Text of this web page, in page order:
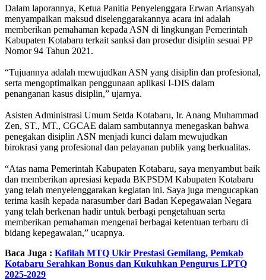
‎Dalam laporannya, Ketua Panitia Penyelenggara Erwan Ariansyah
menyampaikan maksud diselenggarakannya acara ini adalah
memberikan pemahaman kepada ASN di lingkungan Pemerintah
Kabupaten Kotabaru terkait sanksi dan prosedur disiplin sesuai PP
Nomor 94 Tahun 2021.
‎“Tujuannya adalah mewujudkan ASN yang disiplin dan profesional,
serta mengoptimalkan penggunaan aplikasi I-DIS dalam
penanganan kasus disiplin,” ujarnya.
‎Asisten Administrasi Umum Setda Kotabaru, Ir. Anang Muhammad
Zen, ST., MT., CGCAE dalam sambutannya menegaskan bahwa
penegakan disiplin ASN menjadi kunci dalam mewujudkan
birokrasi yang profesional dan pelayanan publik yang berkualitas.
‎“Atas nama Pemerintah Kabupaten Kotabaru, saya menyambut baik
dan memberikan apresiasi kepada BKPSDM Kabupaten Kotabaru
yang telah menyelenggarakan kegiatan ini. Saya juga mengucapkan
terima kasih kepada narasumber dari Badan Kepegawaian Negara
yang telah berkenan hadir untuk berbagi pengetahuan serta
memberikan pemahaman mengenai berbagai ketentuan terbaru di
bidang kepegawaian,” ucapnya.
Baca Juga : Kafilah MTQ Ukir Prestasi Gemilang, Pemkab
Kotabaru Serahkan Bonus dan Kukuhkan Pengurus LPTQ
2025-2029